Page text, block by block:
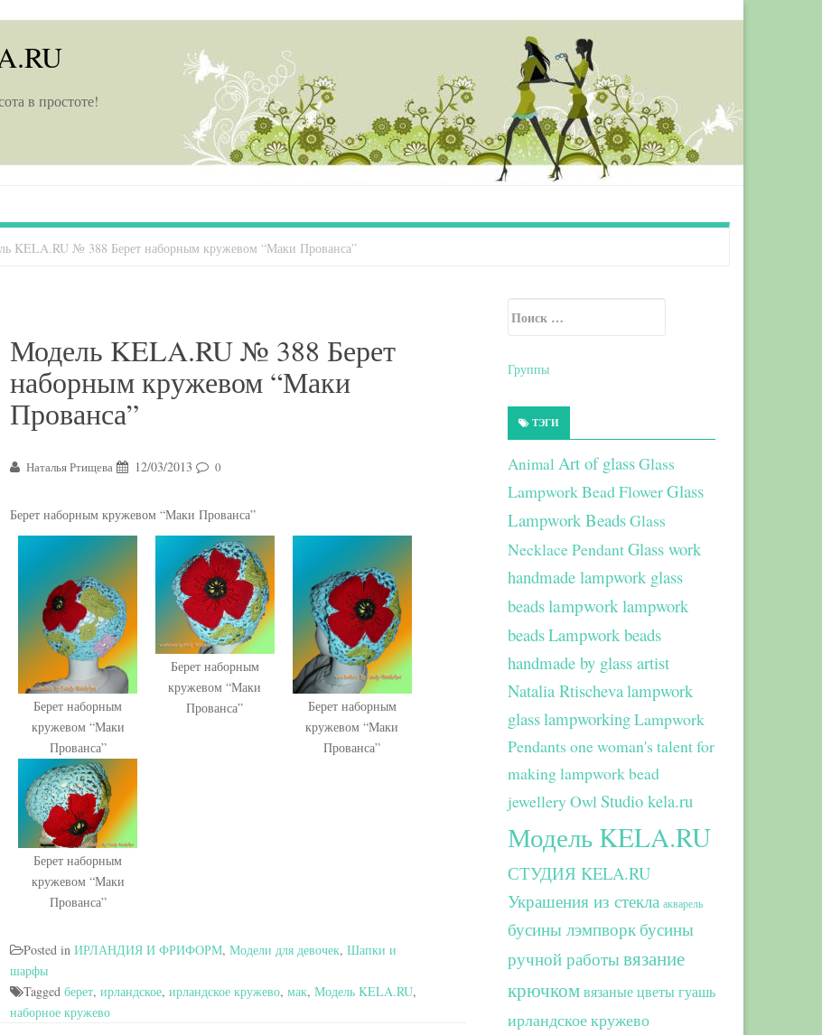
в простоте!
KELA.RU № 388 Берет наборным кружевом “Маки Прованса”
Модель KELA.RU № 388 Берет
наборным кружевом “Маки
Прованса”
Наталья Ртищева 12/03/2013 0
Берет наборным кружевом “Маки Прованса”
Берет наборным
кружевом “Маки
Прованса”
Берет наборным
кружевом “Маки
Прованса”
Берет наборным
кружевом “Маки
Прованса”
Берет наборным
кружевом “Маки
Прованса”
Posted in ИРЛАНДИЯ И ФРИФОРМ, Модели для девочек, Шапки и
шарфы
Tagged берет, ирландское, ирландское кружево, мак, Модель KELA.RU,
наборное кружево
Secondary Sidebar
Группы
ТЭГИ
Animal Art of glassGlass
Lampwork Bead FlowerGlass
Lampwork BeadsGlass
Necklace PendantGlass work
handmade lampwork glass
beadslampworklampwork
beadsLampwork beads
handmade by glass artist
Natalia Rtischevalampwork
glasslampworkingLampwork
Pendants one woman's talent for
making lampwork bead
jewelleryOwlStudio kela.ru
Модель KELA.RU
СТУДИЯ KELA.RU
Украшения из стекла акварель
бусины лэмпворк бусины
ручной работывязание
крючком вязаные цветы гуашь
ирландское кружево